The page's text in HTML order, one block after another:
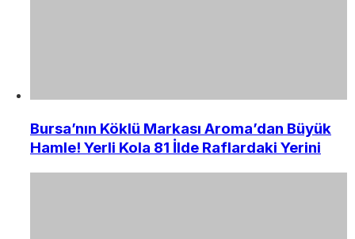
Bursa’nın Köklü Markası Aroma’dan Büyük
Hamle! Yerli Kola 81 İlde Raflardaki Yerini